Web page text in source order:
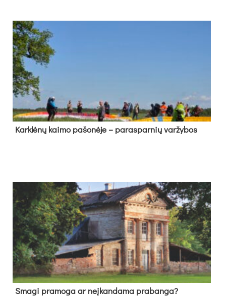
Kark­lė­nų kai­mo pa­šo­nė­je – pa­ras­par­nių var­žy­bos
Sma­gi pra­mo­ga ar neį­kan­da­ma pra­ban­ga?